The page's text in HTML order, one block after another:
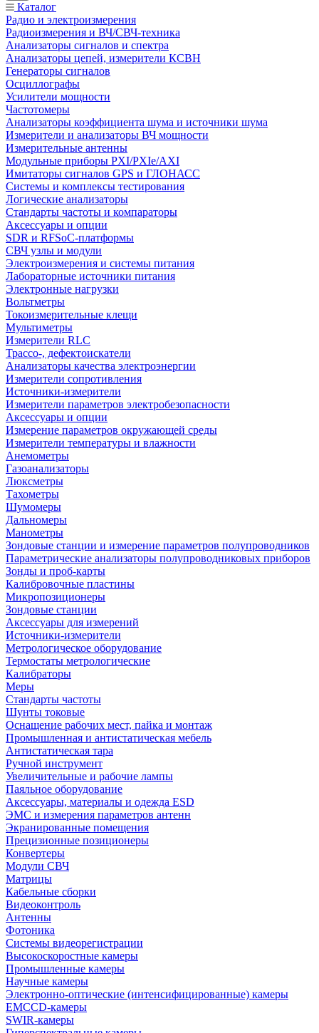
Каталог
Радио и электроизмерения
Радиоизмерения и ВЧ/СВЧ-техника
Анализаторы сигналов и спектра
Анализаторы цепей, измерители КСВН
Генераторы сигналов
Осциллографы
Усилители мощности
Частотомеры
Анализаторы коэффициента шума и источники шума
Измерители и анализаторы ВЧ мощности
Измерительные антенны
Модульные приборы PXI/PXIe/AXI
Имитаторы сигналов GPS и ГЛОНАСС
Системы и комплексы тестирования
Логические анализаторы
Стандарты частоты и компараторы
Аксессуары и опции
SDR и RFSoC‑платформы
СВЧ узлы и модули
Электроизмерения и системы питания
Лабораторные источники питания
Электронные нагрузки
Вольтметры
Токоизмерительные клещи
Мультиметры
Измерители RLC
Трассо-, дефектоискатели
Анализаторы качества электроэнергии
Измерители сопротивления
Источники-измерители
Измерители параметров электробезопасности
Аксессуары и опции
Измерение параметров окружающей среды
Измерители температуры и влажности
Анемометры
Газоанализаторы
Люксметры
Тахометры
Шумомеры
Дальномеры
Манометры
Зондовые станции и измерение параметров полупроводников
Параметрические анализаторы полупроводниковых приборов
Зонды и проб-карты
Калибровочные пластины
Микропозиционеры
Зондовые станции
Аксессуары для измерений
Источники-измерители
Метрологическое оборудование
Термостаты метрологические
Калибраторы
Меры
Стандарты частоты
Шунты токовые
Оснащение рабочих мест, пайка и монтаж
Промышленная и антистатическая мебель
Антистатическая тара
Ручной инструмент
Увеличительные и рабочие лампы
Паяльное оборудование
Аксессуары, материалы и одежда ESD
ЭМС и измерения параметров антенн
Экранированные помещения
Прецизионные позиционеры
Конвертеры
Модули СВЧ
Матрицы
Кабельные сборки
Видеоконтроль
Антенны
Фотоника
Cистемы видеорегистрации
Высокоскоростные камеры
Промышленные камеры
Научные камеры
Электронно-оптические (интенсифицированные) камеры
EMCCD-камеры
SWIR-камеры